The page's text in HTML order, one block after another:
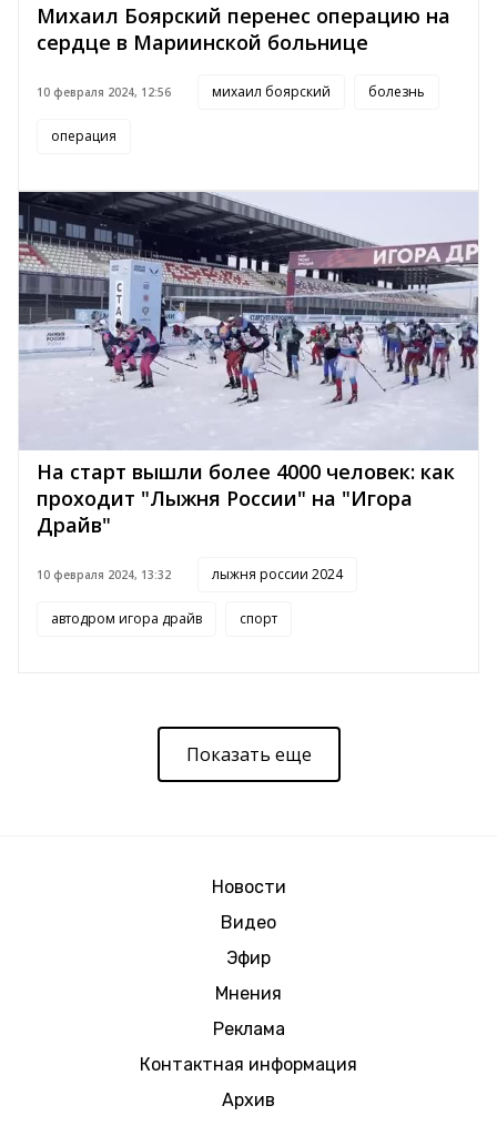
Михаил Боярский перенес операцию на
сердце в Мариинской больнице
10 февраля 2024, 12:56 михаил боярский болезнь
операция
На старт вышли более 4000 человек: как
проходит "Лыжня России" на "Игора
Драйв"
10 февраля 2024, 13:32 лыжня россии 2024
автодром игора драйв спорт
Показать еще
Новости
Видео
Эфир
Мнения
Реклама
Контактная информация
Архив